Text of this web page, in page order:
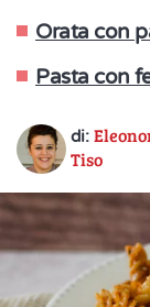
Orata con
Pasta con
di:
Tiso